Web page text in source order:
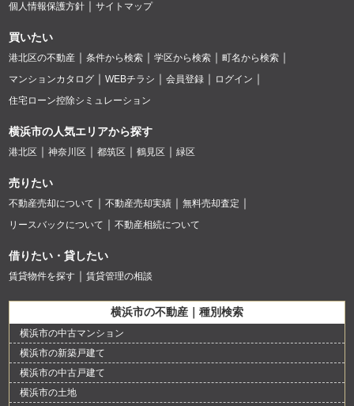
個人情報保護方針
サイトマップ
買いたい
港北区の不動産 条件から検索 学区から検索
町名から検索
マンションカタログ
WEBチラシ 会員登録
ログイン
住宅ローン控除シミュレーション
横浜市の人気エリアから探す
港北区 神奈川区 都筑区 鶴見区 緑区
売りたい
不動産売却について 不動産売却実績
無料売却査定
リースバックについて
不動産相続について
借りたい・貸したい
賃貸物件を探す 賃貸管理の相談
横浜市の不動産｜種別検索
横浜市の中古マンション
横浜市の新築戸建て
横浜市の中古戸建て
横浜市の土地